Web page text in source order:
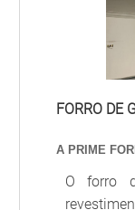
conforto
do
FORRO DE
A PRIME
O forro